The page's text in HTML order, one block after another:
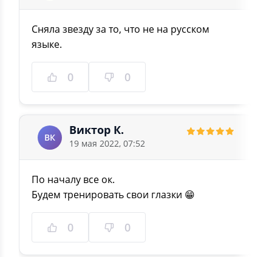
Сняла звезду за то, что не на русском
языке.
0 0
ВК
Виктор К.
19 мая 2022, 07:52
По началу все ок.
Будем тренировать свои глазки 😁
0 0